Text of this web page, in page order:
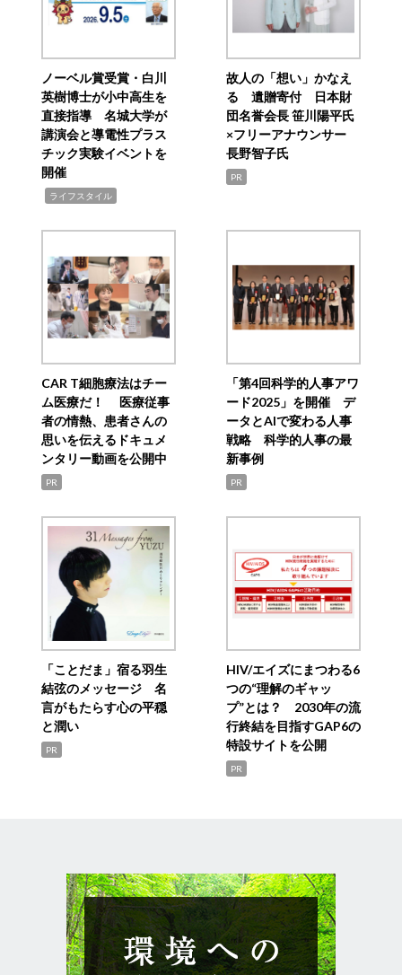
ノーベル賞受賞・白川
英樹博士が小中高生を
直接指導 名城大学が
講演会と導電性プラス
チック実験イベントを
開催
ライフスタイル
故人の「想い」かなえ
る 遺贈寄付 日本財
団名誉会長 笹川陽平氏
×フリーアナウンサー
長野智子氏
PR
CAR T細胞療法はチー
ム医療だ！ 医療従事
者の情熱、患者さんの
思いを伝えるドキュメ
ンタリー動画を公開中
PR
「第4回科学的人事アワ
ード2025」を開催 デ
ータとAIで変わる人事
戦略 科学的人事の最
新事例
PR
「ことだま」宿る羽生
結弦のメッセージ 名
言がもたらす心の平穏
と潤い
PR
HIV/エイズにまつわる6
つの“理解のギャッ
プ”とは？ 2030年の流
行終結を目指すGAP6の
特設サイトを公開
PR